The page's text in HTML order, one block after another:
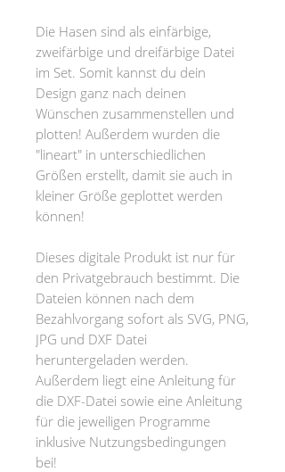
Die Hasen sind als einfärbige,
zweifärbige und dreifärbige Datei
im Set. Somit kannst du dein
Design ganz nach deinen
Wünschen zusammenstellen und
plotten! Außerdem wurden die
"lineart" in unterschiedlichen
Größen erstellt, damit sie auch in
kleiner Größe geplottet werden
können!
Dieses digitale Produkt ist nur für
den Privatgebrauch bestimmt. Die
Dateien können nach dem
Bezahlvorgang sofort als SVG, PNG,
JPG und DXF Datei
heruntergeladen werden.
Außerdem liegt eine Anleitung für
die DXF-Datei sowie eine Anleitung
für die jeweiligen Programme
inklusive Nutzungsbedingungen
bei!